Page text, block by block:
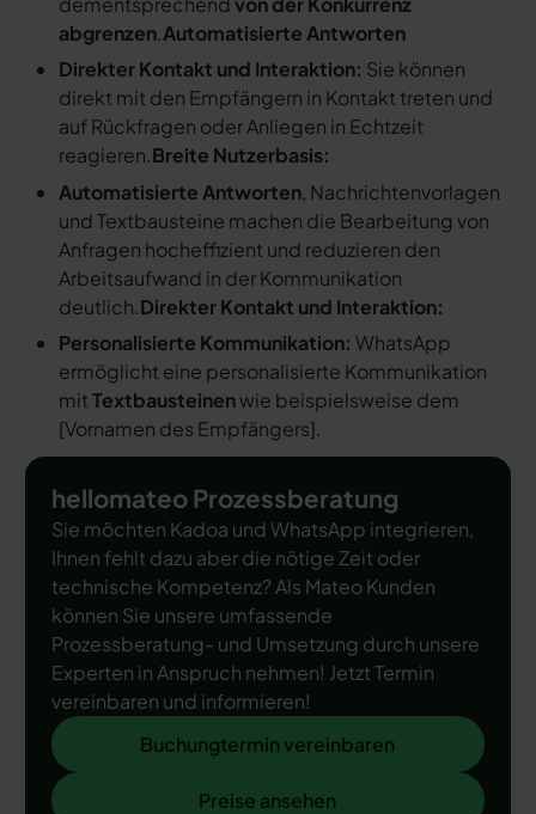
abgrenzen.Automatisierte Antworten
Direkter Kontakt und Interaktion: Sie können
direkt mit den Empfängern in Kontakt treten und
auf Rückfragen oder Anliegen in Echtzeit
reagieren.Breite Nutzerbasis:
Automatisierte Antworten, Nachrichtenvorlagen
und Textbausteine machen die Bearbeitung von
Anfragen hocheffizient und reduzieren den
Arbeitsaufwand in der Kommunikation
deutlich.Direkter Kontakt und Interaktion:
Personalisierte Kommunikation: WhatsApp
ermöglicht eine personalisierte Kommunikation
mitTextbausteinenwie beispielsweise dem
[Vornamen des Empfängers].
hellomateo Prozessberatung
Sie möchten Kadoa und WhatsApp integrieren,
Ihnen fehlt dazu aber die nötige Zeit oder
technische Kompetenz? Als Mateo Kunden
können Sie unsere umfassende
Prozessberatung- und Umsetzung durch unsere
Experten in Anspruch nehmen! Jetzt Termin
vereinbaren und informieren!
Buchungtermin vereinbaren
Buchungtermin vereinbaren
Preise ansehen
Preise ansehen